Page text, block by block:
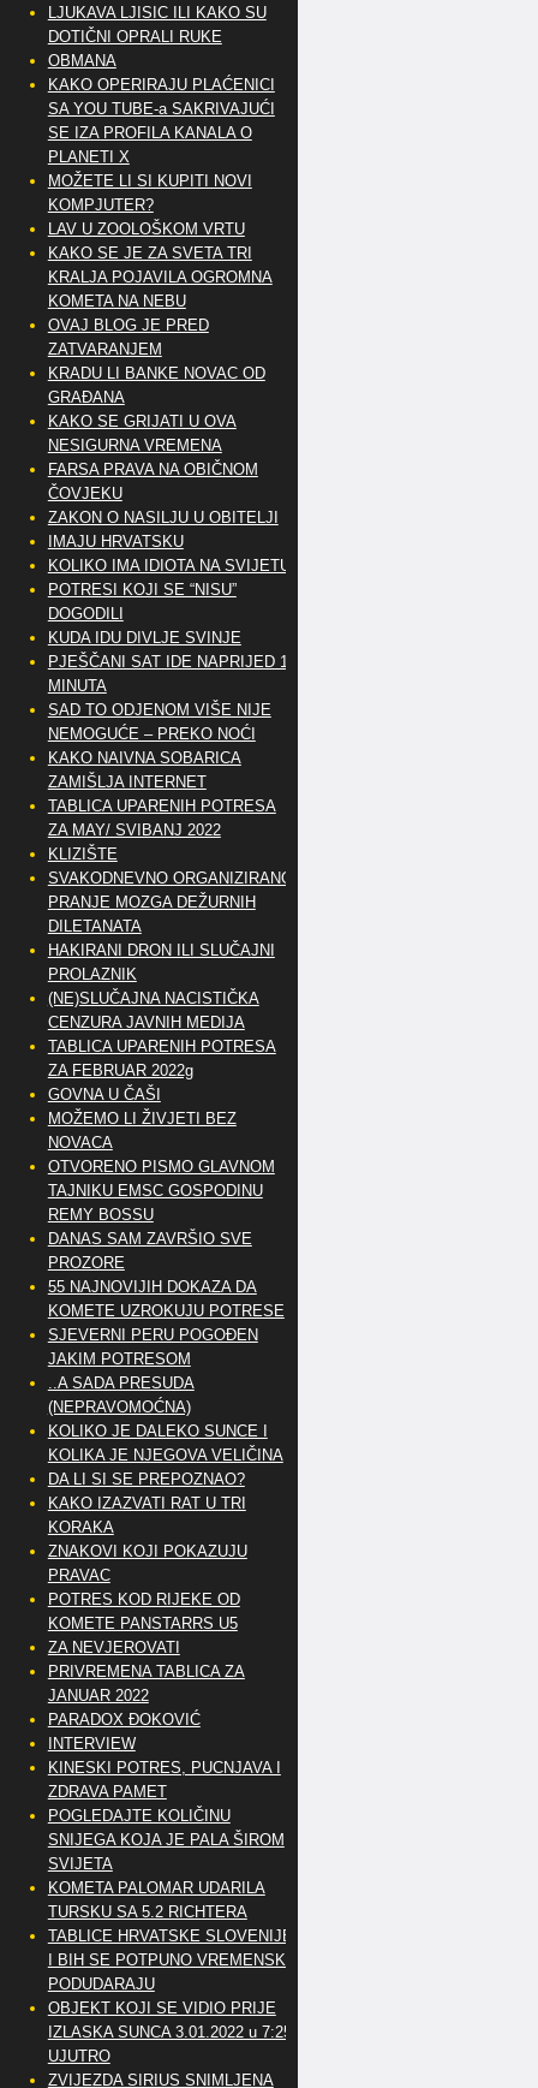
LJUKAVA LJISIC ILI KAKO SU
DOTIČNI OPRALI RUKE
OBMANA
KAKO OPERIRAJU PLAĆENICI
SA YOU TUBE-a SAKRIVAJUĆI
SE IZA PROFILA KANALA O
PLANETI X
MOŽETE LI SI KUPITI NOVI
KOMPJUTER?
LAV U ZOOLOŠKOM VRTU
KAKO SE JE ZA SVETA TRI
KRALJA POJAVILA OGROMNA
KOMETA NA NEBU
OVAJ BLOG JE PRED
ZATVARANJEM
KRADU LI BANKE NOVAC OD
GRAĐANA
KAKO SE GRIJATI U OVA
NESIGURNA VREMENA
FARSA PRAVA NA OBIČNOM
ČOVJEKU
ZAKON O NASILJU U OBITELJI
IMAJU HRVATSKU
KOLIKO IMA IDIOTA NA SVIJETU?
POTRESI KOJI SE “NISU”
DOGODILI
KUDA IDU DIVLJE SVINJE
PJEŠČANI SAT IDE NAPRIJED 10
MINUTA
SAD TO ODJENOM VIŠE NIJE
NEMOGUĆE – PREKO NOĆI
KAKO NAIVNA SOBARICA
ZAMIŠLJA INTERNET
TABLICA UPARENIH POTRESA
ZA MAY/ SVIBANJ 2022
KLIZIŠTE
SVAKODNEVNO ORGANIZIRANO
PRANJE MOZGA DEŽURNIH
DILETANATA
HAKIRANI DRON ILI SLUČAJNI
PROLAZNIK
(NE)SLUČAJNA NACISTIČKA
CENZURA JAVNIH MEDIJA
TABLICA UPARENIH POTRESA
ZA FEBRUAR 2022g
GOVNA U ČAŠI
MOŽEMO LI ŽIVJETI BEZ
NOVACA
OTVORENO PISMO GLAVNOM
TAJNIKU EMSC GOSPODINU
REMY BOSSU
DANAS SAM ZAVRŠIO SVE
PROZORE
55 NAJNOVIJIH DOKAZA DA
KOMETE UZROKUJU POTRESE
SJEVERNI PERU POGOĐEN
JAKIM POTRESOM
..A SADA PRESUDA
(NEPRAVOMOĆNA)
KOLIKO JE DALEKO SUNCE I
KOLIKA JE NJEGOVA VELIČINA
DA LI SI SE PREPOZNAO?
KAKO IZAZVATI RAT U TRI
KORAKA
ZNAKOVI KOJI POKAZUJU
PRAVAC
POTRES KOD RIJEKE OD
KOMETE PANSTARRS U5
ZA NEVJEROVATI
PRIVREMENA TABLICA ZA
JANUAR 2022
PARADOX ĐOKOVIĆ
INTERVIEW
KINESKI POTRES, PUCNJAVA I
ZDRAVA PAMET
POGLEDAJTE KOLIČINU
SNIJEGA KOJA JE PALA ŠIROM
SVIJETA
KOMETA PALOMAR UDARILA
TURSKU SA 5.2 RICHTERA
TABLICE HRVATSKE SLOVENIJE
I BIH SE POTPUNO VREMENSKI
PODUDARAJU
OBJEKT KOJI SE VIDIO PRIJE
IZLASKA SUNCA 3.01.2022 u 7:25
UJUTRO
ZVIJEZDA SIRIUS SNIMLJENA